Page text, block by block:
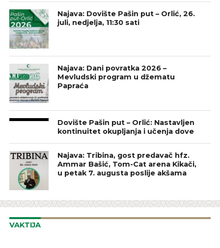
Najava: Dovište Pašin put – Orlić, 26.
juli, nedjelja, 11:30 sati
Najava: Dani povratka 2026 –
Mevludski program u džematu
Papraća
Dovište Pašin put – Orlić: Nastavljen
kontinuitet okupljanja i učenja dove
Najava: Tribina, gost predavač hfz.
Ammar Bašić, Tom-Cat arena Kikači,
u petak 7. augusta poslije akšama
VAKTIJA